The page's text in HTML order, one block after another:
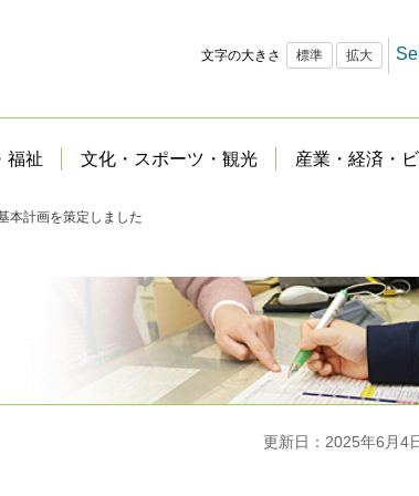
文字の大きさ 標準 拡大
福祉 文化・スポーツ・観光 産業・経済・
本計画を策定しました
更新日：2025年6月4